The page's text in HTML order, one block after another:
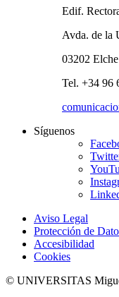
Edif.
Avda. de la
03202
Tel. +34 96
Síguenos
Aviso Legal
Protección de
Accesibilidad
Cookies
© UNIVERSITAS